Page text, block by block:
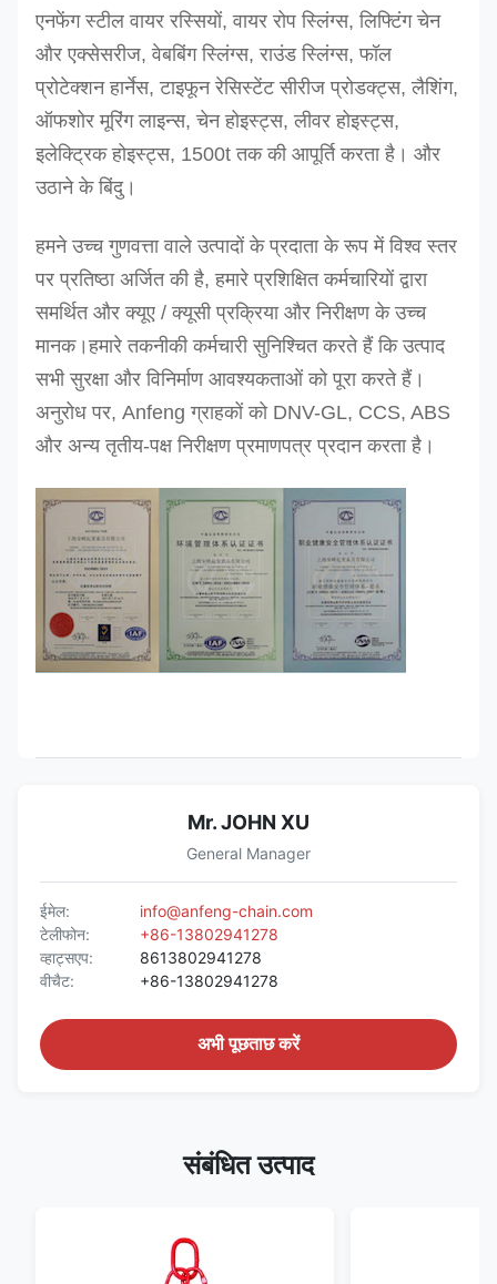
एनफेंग स्टील वायर रस्सियों, वायर रोप स्लिंग्स, लिफ्टिंग चेन
और एक्सेसरीज, वेबबिंग स्लिंग्स, राउंड स्लिंग्स, फॉल
प्रोटेक्शन हार्नेस, टाइफून रेसिस्टेंट सीरीज प्रोडक्ट्स, लैशिंग,
ऑफशोर मूरिंग लाइन्स, चेन होइस्ट्स, लीवर होइस्ट्स,
इलेक्ट्रिक होइस्ट्स, 1500t तक की आपूर्ति करता है। और
उठाने के बिंदु।
हमने उच्च गुणवत्ता वाले उत्पादों के प्रदाता के रूप में विश्व स्तर
पर प्रतिष्ठा अर्जित की है, हमारे प्रशिक्षित कर्मचारियों द्वारा
समर्थित और क्यूए / क्यूसी प्रक्रिया और निरीक्षण के उच्च
मानक।हमारे तकनीकी कर्मचारी सुनिश्चित करते हैं कि उत्पाद
सभी सुरक्षा और विनिर्माण आवश्यकताओं को पूरा करते हैं।
अनुरोध पर, Anfeng ग्राहकों को DNV-GL, CCS, ABS
और अन्य तृतीय-पक्ष निरीक्षण प्रमाणपत्र प्रदान करता है।
Mr. JOHN XU
General Manager
ईमेल:
info@anfeng-chain.com
टेलीफोन:
+86-13802941278
व्हाट्सएप:
8613802941278
वीचैट:
+86-13802941278
अभी पूछताछ करें
संबंधित उत्पाद